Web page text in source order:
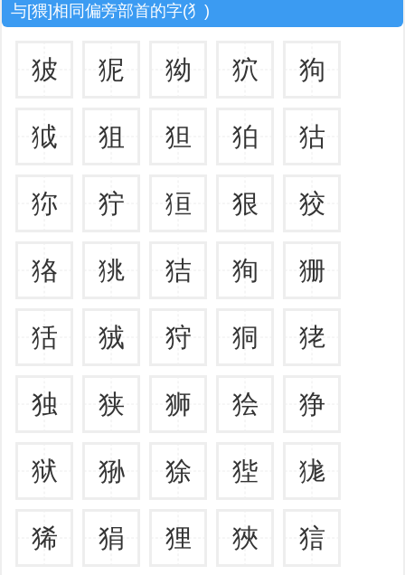
与[猥]相同偏旁部首的字(犭)
狓 狔 狕 狖 狗
狘 狙 狚 狛 狜
狝 狞 狟 狠 狡
狢 狣 狤 狥 狦
狧 狨 狩 狪 狫
独 狭 狮 狯 狰
狱 狲 狳 狴 狵
狶 狷 狸 狹 狺